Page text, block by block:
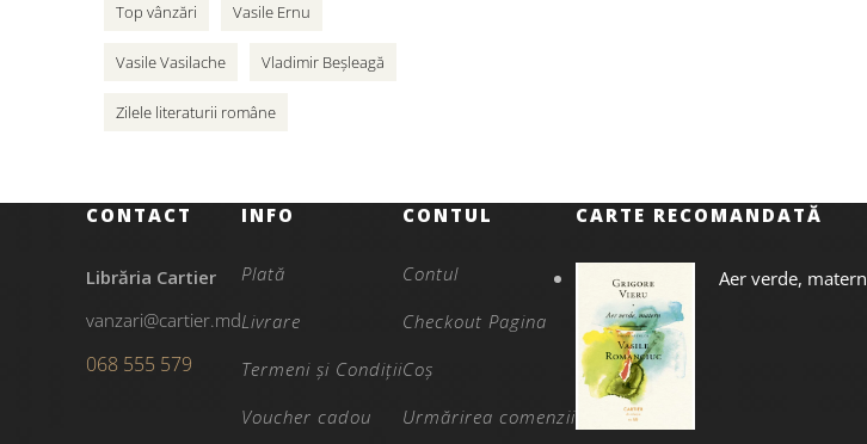
Top vânzări Vasile Ernu
Vasile Vasilache Vladimir Beșleagă
Zilele literaturii române
CONTACT
Librăria Cartier
vanzari@cartier.md
068 555 579
INFO
Plată
Livrare
Termeni și Condiții
Voucher cadou
CONTUL
Contul
Checkout Pagina
Coș
Urmărirea comenzii
CARTE RECOMANDATĂ
Aer verde, matern